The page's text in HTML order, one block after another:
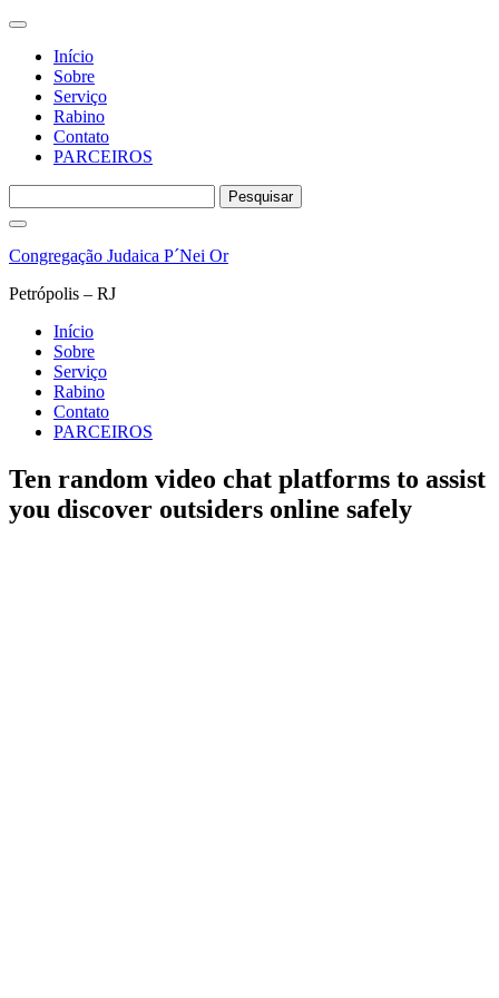
Início
Sobre
Serviço
Rabino
Contato
PARCEIROS
por:
Pular
o
Congregação Judaica P´Nei Or
Petrópolis – RJ
Início
Sobre
Serviço
Rabino
Contato
PARCEIROS
Ten random video chat platforms to assist
you discover outsiders online safely